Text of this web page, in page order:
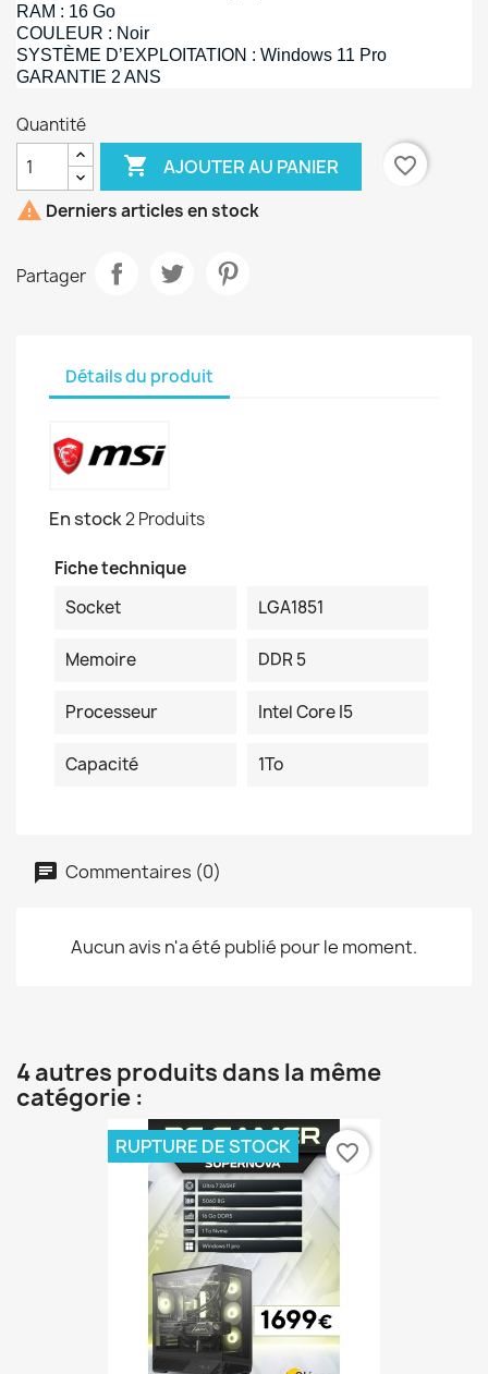
RAM : 16Go
COULEUR : Noir
SYSTÈME D’EXPLOITATION :Windows 11 Pro
GARANTIE 2 ANS
Quantité
 AJOUTER AU PANIER
favorite_border
 Derniers articles en stock
Partager
Détails du produit
En stock2 Produits
Fiche technique
Socket
LGA1851
Memoire DDR 5
Processeur Intel Core I5
Capacité 1To
Commentaires (0)
Aucun avis n'a été publié pour le moment.
4 autres produits dans la même
catégorie :
RUPTURE DE STOCK favorite_border